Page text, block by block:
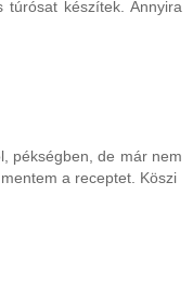
túrósat készítek. Annyira
pékségben, de már nem
a receptet. Köszi